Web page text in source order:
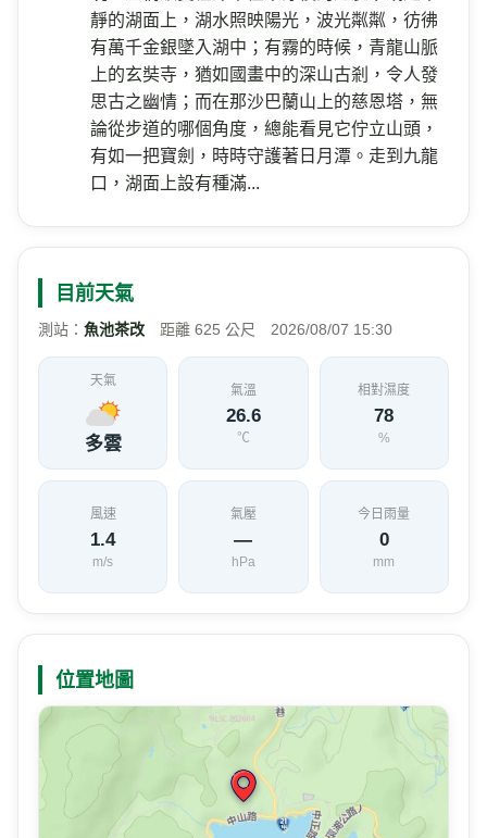
南投縣555魚池鄉水社自行車道
本段自行車道由水社碼頭沿著日月潭岸往北延
伸至朝霧碼頭、竹石園、文武廟，全長約3.5公
里，部分路段也可眺望涵碧半島及水社碼頭，
是坡度平緩的大眾路線。水社親水步道入口就
在水社碼頭左方處，是連接水社碼頭至九龍口
重要的人行動線，全程皆為無障礙斜坡道，十
休憩點，可讓遊客暫時歇歇腳，或可憑欄遠
眺，盡情欣賞在潭中往來穿梭的遊艇；或是平
靜的湖面上，湖水照映陽光，波光粼粼，彷彿
有萬千金銀墜入湖中；有霧的時候，青龍山脈
上的玄奘寺，猶如國畫中的深山古剎，令人發
思古之幽情；而在那沙巴蘭山上的慈恩塔，無
論從步道的哪個角度，總能看見它佇立山頭，
有如一把寶劍，時時守護著日月潭。走到九龍
口，湖面上設有種滿...
測站：魚池茶改
天氣
多雲
氣溫
26.6
℃
相對濕度
%